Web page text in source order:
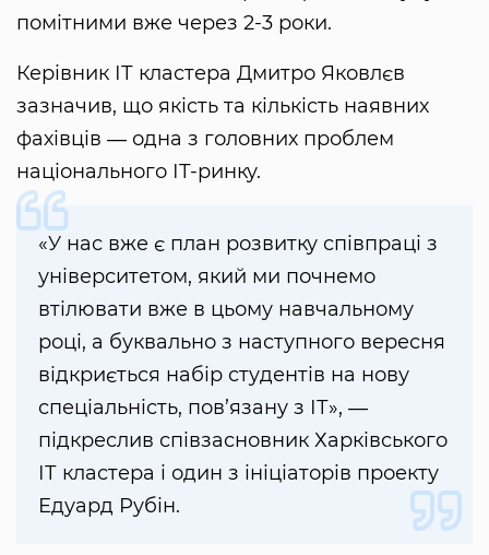
помітними вже через 2-3 роки.
Керівник ІТ кластера Дмитро Яковлєв
зазначив, що якість та кількість наявних
фахівців ― одна з головних проблем
національного ІТ-ринку.
«У нас вже є план розвитку співпраці з
університетом, який ми почнемо
втілювати вже в цьому навчальному
році, а буквально з наступного вересня
відкриється набір студентів на нову
спеціальність, пов’язану з ІТ», ―
підкреслив співзасновник Харківського
ІТ кластера і один з ініціаторів проекту
Едуард Рубін.